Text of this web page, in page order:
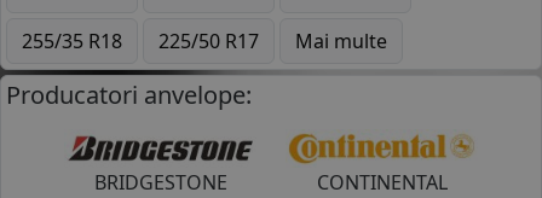
255/35 R18
225/50 R17 Mai multe
Producatori anvelope:
BRIDGESTONE CONTINENTAL